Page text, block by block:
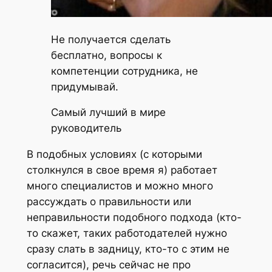
Не получается сделать
бесплатно, вопросы к
компетенции сотрудника, не
придумывай.
Самый лучший в мире
руководитель
В подобных условиях (с которыми
столкнулся в свое время я) работает
много специалистов и можно много
рассуждать о правильности или
неправильности подобного подхода (кто-
то скажет, таких работодателей нужно
сразу слать в задницу, кто-то с этим не
согласится), речь сейчас не про